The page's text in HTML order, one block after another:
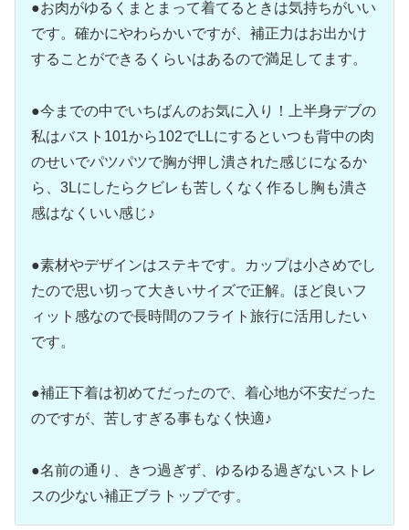
●お肉がゆるくまとまって着てるときは気持ちがいい
です。確かにやわらかいですが、補正力はお出かけ
することができるくらいはあるので満足してます。
●今までの中でいちばんのお気に入り！上半身デブの
私はバスト101から102でLLにするといつも背中の肉
のせいでパツパツで胸が押し潰された感じになるか
ら、3Lにしたらクビレも苦しくなく作るし胸も潰さ
感はなくいい感じ♪
●素材やデザインはステキです。カップは小さめでし
たので思い切って大きいサイズで正解。ほど良いフ
ィット感なので長時間のフライト旅行に活用したい
です。
●補正下着は初めてだったので、着心地が不安だった
のですが、苦しすぎる事もなく快適♪
●名前の通り、きつ過ぎず、ゆるゆる過ぎないストレ
スの少ない補正ブラトップです。